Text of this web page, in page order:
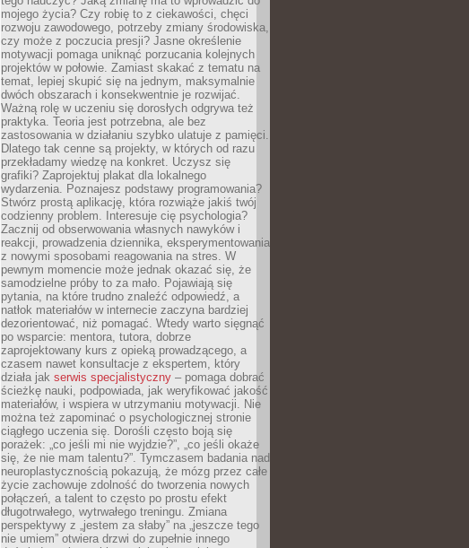
mojego życia? Czy robię to z ciekawości, chęci
rozwoju zawodowego, potrzeby zmiany środowiska,
czy może z poczucia presji? Jasne określenie
motywacji pomaga uniknąć porzucania kolejnych
projektów w połowie. Zamiast skakać z tematu na
temat, lepiej skupić się na jednym, maksymalnie
dwóch obszarach i konsekwentnie je rozwijać.
Ważną rolę w uczeniu się dorosłych odgrywa też
praktyka. Teoria jest potrzebna, ale bez
zastosowania w działaniu szybko ulatuje z pamięci.
Dlatego tak cenne są projekty, w których od razu
przekładamy wiedzę na konkret. Uczysz się
grafiki? Zaprojektuj plakat dla lokalnego
wydarzenia. Poznajesz podstawy programowania?
Stwórz prostą aplikację, która rozwiąże jakiś twój
codzienny problem. Interesuje cię psychologia?
Zacznij od obserwowania własnych nawyków i
reakcji, prowadzenia dziennika, eksperymentowania
z nowymi sposobami reagowania na stres. W
pewnym momencie może jednak okazać się, że
samodzielne próby to za mało. Pojawiają się
pytania, na które trudno znaleźć odpowiedź, a
natłok materiałów w internecie zaczyna bardziej
dezorientować, niż pomagać. Wtedy warto sięgnąć
po wsparcie: mentora, tutora, dobrze
zaprojektowany kurs z opieką prowadzącego, a
czasem nawet konsultacje z ekspertem, który
działa jak serwis specjalistyczny – pomaga dobrać
ścieżkę nauki, podpowiada, jak weryfikować jakość
materiałów, i wspiera w utrzymaniu motywacji. Nie
można też zapominać o psychologicznej stronie
ciągłego uczenia się. Dorośli często boją się
porażek: „co jeśli mi nie wyjdzie?”, „co jeśli okaże
się, że nie mam talentu?”. Tymczasem badania nad
neuroplastycznością pokazują, że mózg przez całe
życie zachowuje zdolność do tworzenia nowych
połączeń, a talent to często po prostu efekt
długotrwałego, wytrwałego treningu. Zmiana
perspektywy z „jestem za słaby” na „jeszcze tego
nie umiem” otwiera drzwi do zupełnie innego